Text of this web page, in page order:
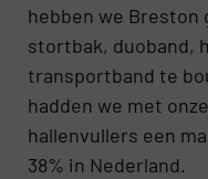
hebben we Breston
stortbak, duoband,
transportband te
hadden we met
hallenvullers een
38% in Nederland.